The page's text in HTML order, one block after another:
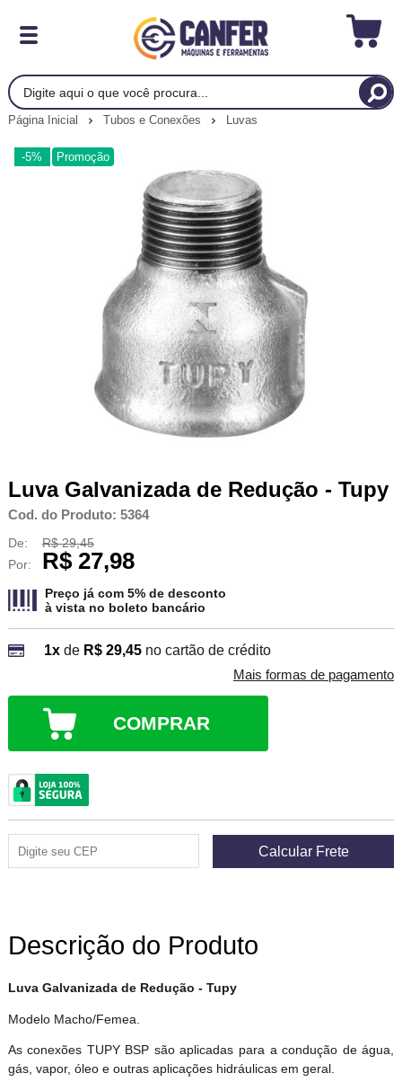
Página Inicial Tubos e Conexões Luvas
-5% Promoção
Luva Galvanizada de Redução - Tupy
Cod. do Produto: 5364
De:
R$ 29,45
Por:
R$ 27,98
Preço já com 5% de desconto
à vista no boleto bancário
1xde R$ 29,45 no cartão de crédito
Mais formas de pagamento
COMPRAR
Descrição do Produto
Luva Galvanizada de Redução - Tupy
Modelo Macho/Femea.
As conexões TUPY BSP são aplicadas para a condução de água,
gás, vapor, óleo e outras aplicações hidráulicas em geral.